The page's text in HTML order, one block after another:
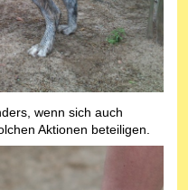
wenn sich auch
Aktionen beteiligen.